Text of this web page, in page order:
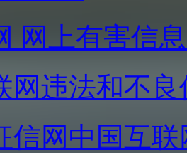
网上有害信
网违法和不
信网 中国互